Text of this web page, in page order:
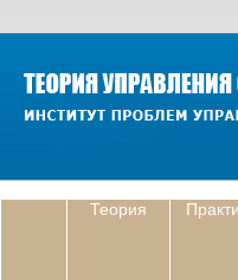
Теория